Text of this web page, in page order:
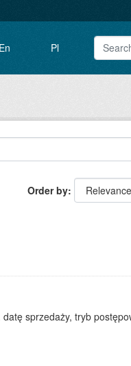
En Pl
Order by
sprzedaży, tryb